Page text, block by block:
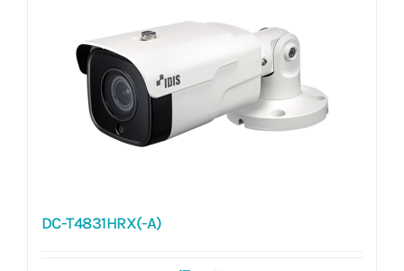
DC-T4831HRX(-A)